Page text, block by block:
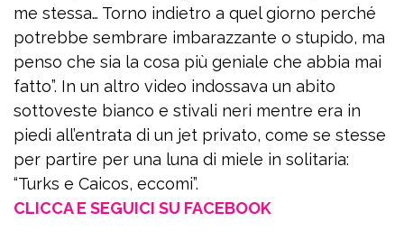
me stessa… Torno indietro a quel giorno perché
potrebbe sembrare imbarazzante o stupido, ma
penso che sia la cosa più geniale che abbia mai
fatto”. In un altro video indossava un abito
sottoveste bianco e stivali neri mentre era in
piedi all’entrata di un jet privato, come se stesse
per partire per una luna di miele in solitaria:
“Turks e Caicos, eccomi”.
CLICCA E SEGUICI SU FACEBOOK